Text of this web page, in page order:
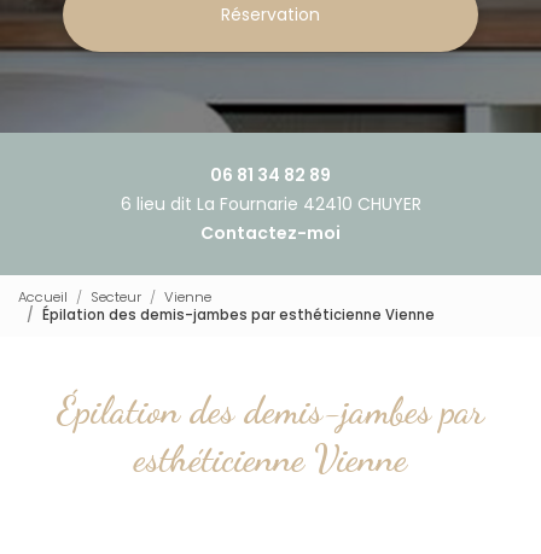
Réservation
06 81 34 82 89
6 lieu dit La Fournarie 42410 CHUYER
Contactez-moi
Accueil Secteur
Vienne
Épilation des demis-jambes par esthéticienne Vienne
Épilation des demis-jambes par
esthéticienne Vienne